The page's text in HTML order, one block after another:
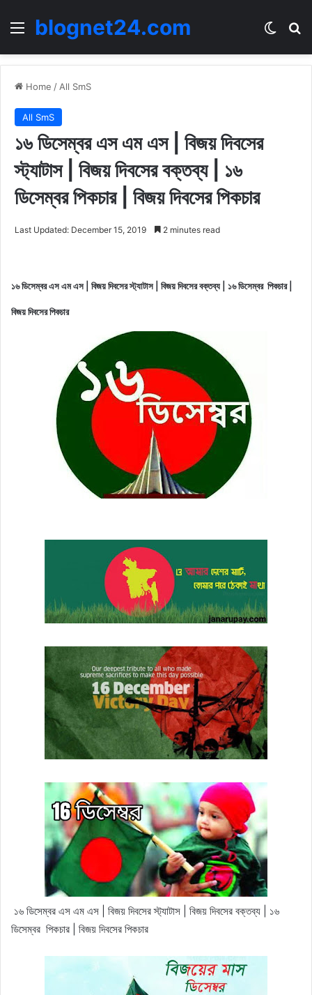
Menublognet24.com
Home / All SmS
All SmS
১৬ ডিসেম্বর এস এম এস | বিজয় দিবসের
স্ট্যাটাস | বিজয় দিবসের বক্তব্য | ১৬
ডিসেম্বর পিকচার | বিজয় দিবসের পিকচার
Last Updated: December 15, 2019 2 minutes read
১৬ ডিসেম্বর এস এম এস | বিজয় দিবসের স্ট্যাটাস | বিজয় দিবসের বক্তব্য | ১৬ ডিসেম্বর পিকচার |
বিজয় দিবসের পিকচার
১৬ ডিসেম্বর এস এম এস | বিজয় দিবসের স্ট্যাটাস | বিজয় দিবসের বক্তব্য | ১৬
ডিসেম্বর পিকচার | বিজয় দিবসের পিকচার